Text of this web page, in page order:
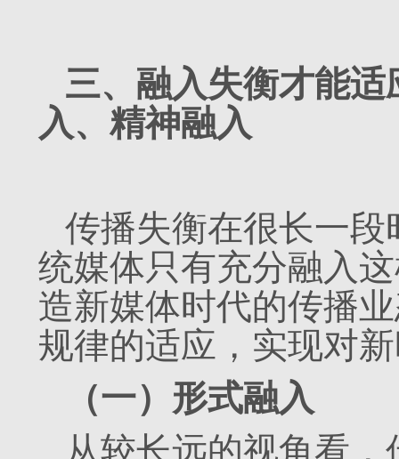
三、融入失衡才能
入、精神融入
传播失衡在很长一
统媒体只有充分融入
造新媒体时代的传播
规律的适应，实现对
（一）形式融入
从较长远的视角看